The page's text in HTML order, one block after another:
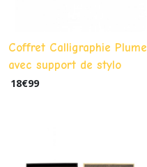
Coffret Calligraphie Plume
avec support de stylo
18€99